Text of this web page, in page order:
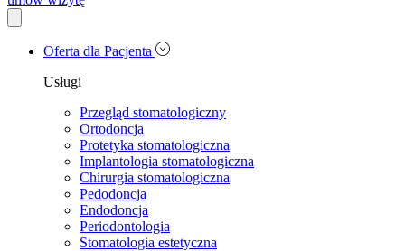
Oferta dla Pacjenta
Usługi
Przegląd stomatologiczny
Ortodoncja
Protetyka stomatologiczna
Implantologia stomatologiczna
Chirurgia stomatologiczna
Pedodoncja
Endodoncja
Periodontologia
Stomatologia estetyczna